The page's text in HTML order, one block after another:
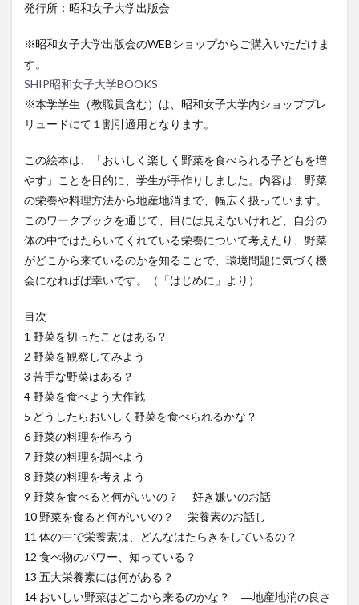
発行所：昭和女子大学出版会
※昭和女子大学出版会のWEBショップからご購入いただけま
す。
SHIP昭和女子大学BOOKS
※本学学生（教職員含む）は、昭和女子大学内ショッププレ
リュードにて１割引適用となります。
この絵本は、「おいしく楽しく野菜を食べられる子どもを増
やす」ことを目的に、学生が手作りしました。内容は、野菜
の栄養や料理方法から地産地消まで、幅広く扱っています。
このワークブックを通じて、目には見えないけれど、自分の
体の中ではたらいてくれている栄養について考えたり、野菜
がどこから来ているのかを知ることで、環境問題に気づく機
会になればば幸いです。（「はじめに」より）
目次
1 野菜を切ったことはある？
2 野菜を観察してみよう
3 苦手な野菜はある？
4 野菜を食べよう大作戦
5 どうしたらおいしく野菜を食べられるかな？
6 野菜の料理を作ろう
7 野菜の料理を調べよう
8 野菜の料理を考えよう
9 野菜を食べると何がいいの？ ―好き嫌いのお話―
10 野菜を食ると何がいいの？ ―栄養素のお話し―
11 体の中で栄養素は、どんなはたらきをしているの？
12 食べ物のパワー、知っている？
13 五大栄養素には何がある？
14 おいしい野菜はどこから来るのかな？ ―地産地消の良さ